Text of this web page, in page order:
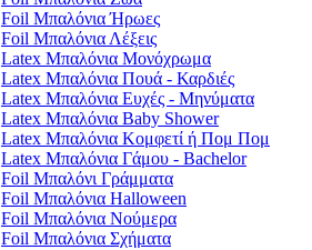
Foil Μπαλόνια Ήρωες
Foil Μπαλόνια Λέξεις
Latex Μπαλόνια Μονόχρωμα
Latex Μπαλόνια Πουά - Καρδιές
Latex Μπαλόνια Ευχές - Μηνύματα
Latex Μπαλόνια Baby Shower
Latex Μπαλόνια Κομφετί ή Πομ Πομ
Latex Μπαλόνια Γάμου - Bachelor
Foil Μπαλόνι Γράμματα
Foil Μπαλόνια Halloween
Foil Μπαλόνια Νούμερα
Foil Μπαλόνια Σχήματα